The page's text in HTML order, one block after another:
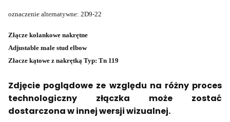
oznaczenie alternatywne: 2D9-22
Złącze kolankowe nakrętne
Adjustable male stud elbow
Złacze kątowe z nakrętką Typ: Tn 119
Zdjęcie poglądowe ze względu na różny proces
technologiczny złączka może zostać
dostarczona w innej wersji wizualnej.